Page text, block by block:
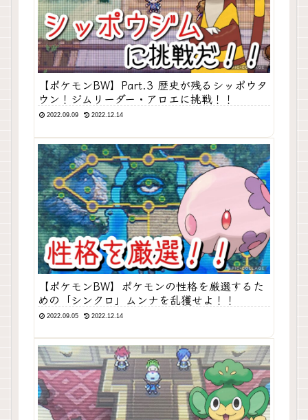
【ポケモンBW】Part.3 歴史が残るシッポウタ
ウン！ジムリーダー・アロエに挑戦！！
2022.09.09 2022.12.14
【ポケモンBW】ポケモンの性格を厳選するた
めの「シンクロ」ムンナを乱獲せよ！！
2022.09.05 2022.12.14